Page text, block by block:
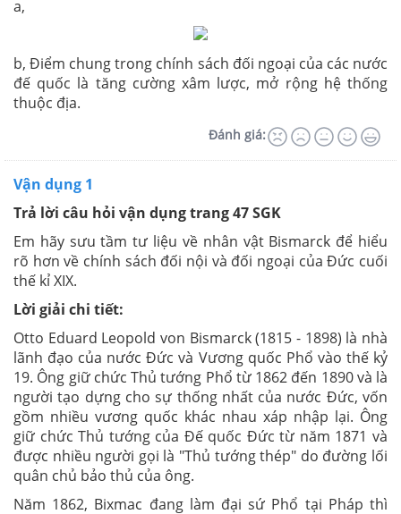
a,
b, Điểm chung trong chính sách đối ngoại của các nước
đế quốc là tăng cường xâm lược, mở rộng hệ thống
thuộc địa.
Đánh giá:
Vận dụng 1
Trả lời câu hỏi vận dụng trang 47 SGK
Em hãy sưu tầm tư liệu về nhân vật Bismarck để hiểu
rõ hơn về chính sách đối nội và đối ngoại của Đức cuối
thế kỉ XIX.
Lời giải chi tiết:
Otto Eduard Leopold von Bismarck (1815 - 1898) là nhà
lãnh đạo của nước Đức và Vương quốc Phổ vào thế kỷ
19. Ông giữ chức Thủ tướng Phổ từ 1862 đến 1890 và là
người tạo dựng cho sự thống nhất của nước Đức, vốn
gồm nhiều vương quốc khác nhau xáp nhập lại. Ông
giữ chức Thủ tướng của Đế quốc Đức từ năm 1871 và
được nhiều người gọi là "Thủ tướng thép" do đường lối
quân chủ bảo thủ của ông.
Năm 1862, Bixmac đang làm đại sứ Phổ tại Pháp thì